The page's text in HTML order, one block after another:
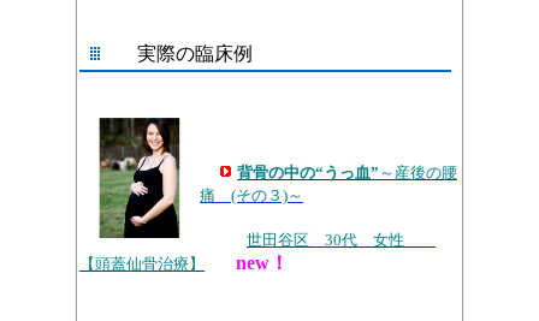
実際の臨床例
背骨の中の“うっ血” ～産後の腰
痛 (その３)～
世田谷区 30代 女性
【頭蓋仙骨治療】
new！